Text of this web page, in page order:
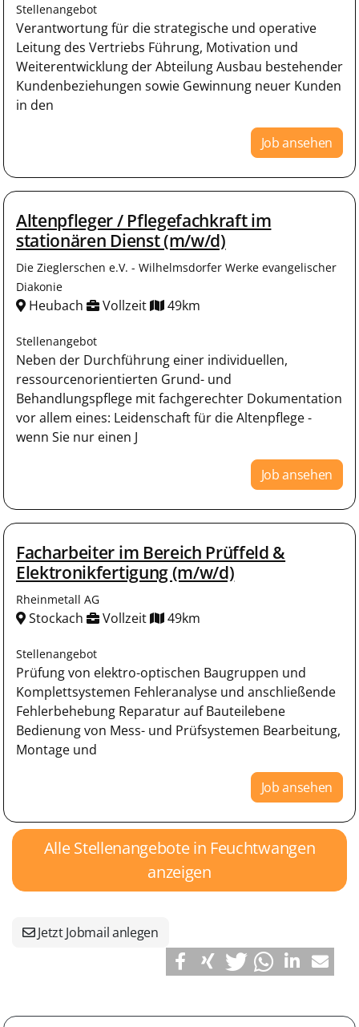
Stellenangebot
Verantwortung für die strategische und operative
Leitung des Vertriebs Führung, Motivation und
Weiterentwicklung der Abteilung Ausbau bestehender
Kundenbeziehungen sowie Gewinnung neuer Kunden
in den
Job ansehen
Altenpfleger / Pflegefachkraft im
stationären Dienst (m/w/d)
Die Zieglerschen e.V. - Wilhelmsdorfer Werke evangelischer
Diakonie
Heubach Vollzeit 49km
Stellenangebot
Neben der Durchführung einer individuellen,
ressourcenorientierten Grund- und
Behandlungspflege mit fachgerechter Dokumentation
vor allem eines: Leidenschaft für die Altenpflege -
wenn Sie nur einen J
Job ansehen
Facharbeiter im Bereich Prüffeld &
Elektronikfertigung (m/w/d)
Rheinmetall AG
Stockach Vollzeit 49km
Stellenangebot
Prüfung von elektro-optischen Baugruppen und
Komplettsystemen Fehleranalyse und anschließende
Fehlerbehebung Reparatur auf Bauteilebene
Bedienung von Mess- und Prüfsystemen Bearbeitung,
Montage und
Job ansehen
Alle Stellenangebote in Feuchtwangen
anzeigen
Jetzt Jobmail anlegen